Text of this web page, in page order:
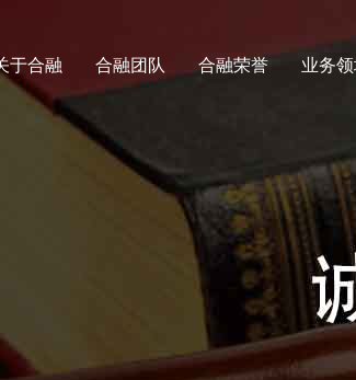
于合融 合融团队 ​合融荣誉 业务